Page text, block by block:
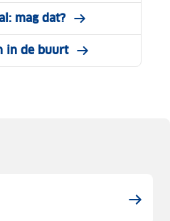
mag dat?
in de buurt